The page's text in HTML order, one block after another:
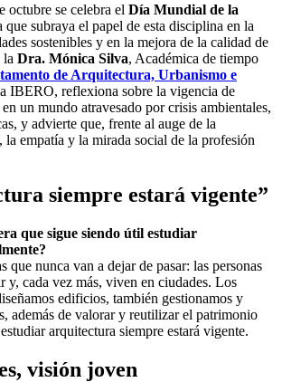
octubre se celebra el Día Mundial de la
que subraya el papel de esta disciplina en la
sostenibles y en la mejora de la calidad de
la Dra. Mónica Silva, Académica de tiempo
de Arquitectura, Urbanismo e
IBERO, reflexiona sobre la vigencia de
un mundo atravesado por crisis ambientales,
y advierte que, frente al auge de la
empatía y la mirada social de la profesión
siempre estará vigente”
que sigue siendo útil estudiar
que nunca van a dejar de pasar: las personas
y, cada vez más, viven en ciudades. Los
edificios, también gestionamos y
además de valorar y reutilizar el patrimonio
arquitectura siempre estará vigente.
visión joven